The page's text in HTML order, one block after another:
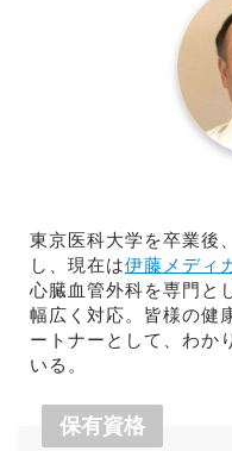
東京医科大学を卒業後
し、現在は伊藤メディ
心臓血管外科を専門と
幅広く対応。皆様の健
ートナーとして、わか
いる。
保有資格